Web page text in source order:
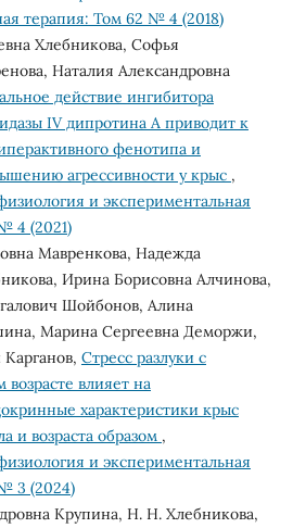
терапия: Том 62 № 4 (2018)
Хлебникова, Софья
Наталия Александровна
действие ингибитора
IV дипротина А приводит к
фенотипа и
агрессивности у крыс ,
и экспериментальная
4 (2021)
Мавренкова, Надежда
Ирина Борисовна Алчинова,
Шойбонов, Алина
Марина Сергеевна Деморжи,
Стресс разлуки с
влияет на
характеристики крыс
и возраста образом ,
и экспериментальная
3 (2024)
Крупина, Н. Н. Хлебникова,